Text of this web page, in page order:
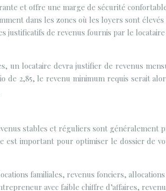
et offre une marge de sécurité
dans les zones où les loyers sont
de revenus fournis par le
locataire devra justifier de revenus
de 2,85, le revenu minimum requis serait
stables et réguliers sont
est important pour optimiser le dossier de
familiales, revenus fonciers,
avec faible chiffre d’affaires,